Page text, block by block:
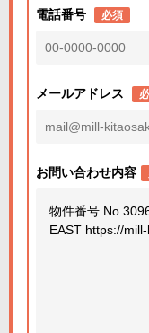
電話番号 必須
メールアドレス
お問い合わせ内容